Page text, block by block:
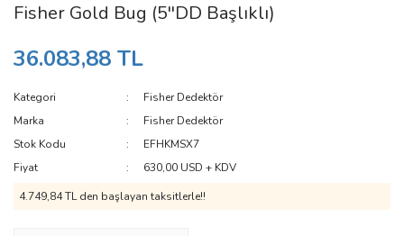
Fisher Gold Bug (5''DD Başlıklı)
36.083,88 TL
Kategori
Fisher Dedektör
Marka
Fisher Dedektör
Stok Kodu
EFHKMSX7
Fiyat
630,00 USD + KDV
4.749,84 TL den başlayan taksitlerle!!